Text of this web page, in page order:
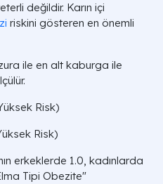
değildir. Karın içi
riskini gösteren en önemli
ile en alt kaburga ile
Risk)
Risk)
erkeklerde 1.0, kadınlarda
Tipi Obezite"